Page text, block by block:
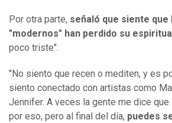
Por otra parte, señaló que siente
"modernos" han perdido su
poco triste".
"No siento que recen o mediten, y es
siento conectado con artistas como
Jennifer. A veces la gente me dice que
por eso, pero al final del día, puedes